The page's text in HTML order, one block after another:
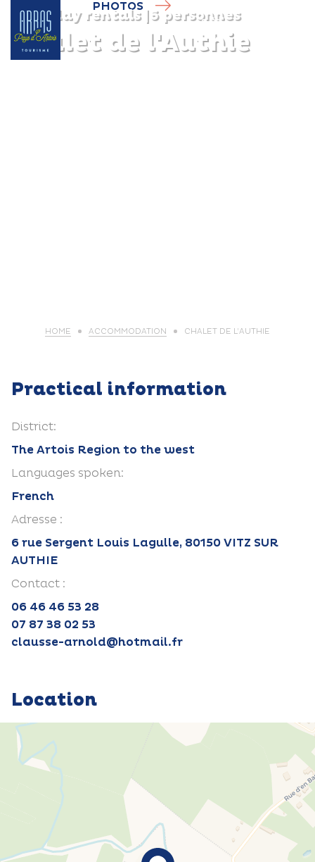
Holiday rentals |6 personnes
Chalet de l'Authie
PHOTOS
HOME ACCOMMODATION CHALET DE L’AUTHIE
Practical information
District:
The Artois Region to the west
Languages spoken:
French
Adresse :
6 rue Sergent Louis Lagulle, 80150 VITZ SUR
AUTHIE
Contact :
06 46 46 53 28
07 87 38 02 53
clausse-arnold@hotmail.fr
Location